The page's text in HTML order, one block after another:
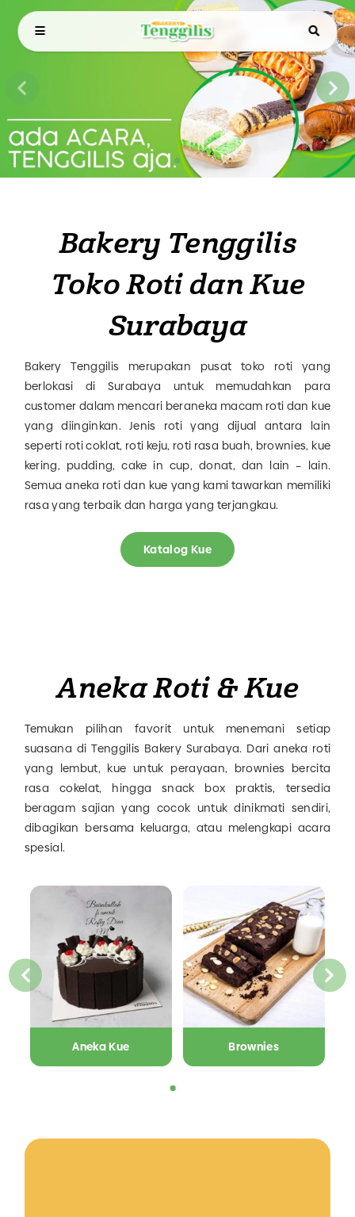
Bakery Tenggilis Toko Roti dan
Kue Surabaya
Bakery Tenggilis
Toko Roti dan Kue
Surabaya
Bakery Tenggilis merupakan pusat toko roti yang
berlokasi di Surabaya untuk memudahkan para
customer dalam mencari beraneka macam roti dan kue
yang diinginkan. Jenis roti yang dijual antara lain
seperti roti coklat, roti keju, roti rasa buah, brownies, kue
kering, pudding, cake in cup, donat, dan lain – lain.
Semua aneka roti dan kue yang kami tawarkan memiliki
rasa yang terbaik dan harga yang terjangkau.
Katalog Kue
Aneka Roti & Kue
Temukan pilihan favorit untuk menemani setiap
suasana di Tenggilis Bakery Surabaya. Dari aneka roti
yang lembut, kue untuk perayaan, brownies bercita
rasa cokelat, hingga snack box praktis, tersedia
beragam sajian yang cocok untuk dinikmati sendiri,
dibagikan bersama keluarga, atau melengkapi acara
spesial.
Aneka Kue Brownies